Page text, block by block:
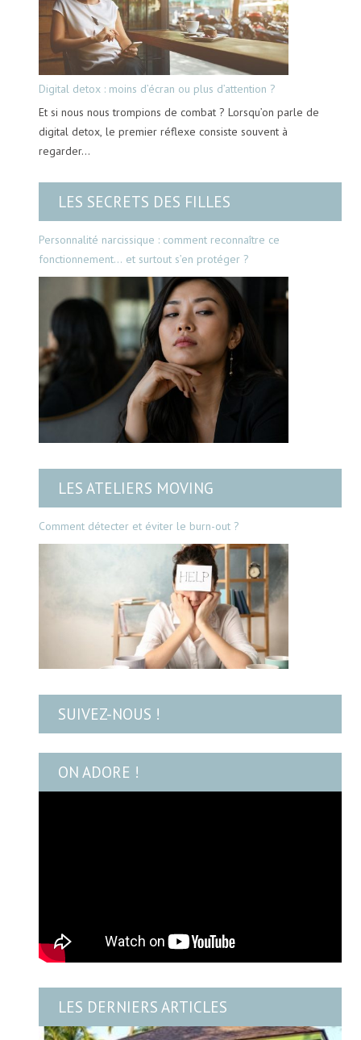
Digital detox : moins d’écran ou plus d’attention ?
Et si nous nous trompions de combat ? Lorsqu’on parle de
digital detox, le premier réflexe consiste souvent à
regarder…
LES SECRETS DES FILLES
Personnalité narcissique : comment reconnaître ce
fonctionnement… et surtout s’en protéger ?
LES ATELIERS MOVING
Comment détecter et éviter le burn-out ?
SUIVEZ-NOUS !
ON ADORE !
LES DERNIERS ARTICLES